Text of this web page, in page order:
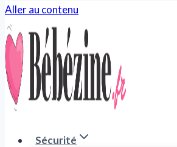
Aller au contenu
Sécurité